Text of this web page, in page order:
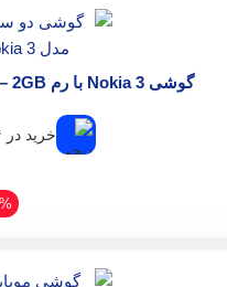
گوشی Nokia 3 با رم 2GB – حافظه داخلی 16GB
خرید در ۴ قسط